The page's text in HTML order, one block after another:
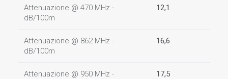
Attenuazione @ 470 MHz -
dB/100m
12,1
Attenuazione @ 862 MHz -
dB/100m
16,6
Attenuazione @ 950 MHz -
17,5